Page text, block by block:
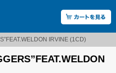
IRVINE (1CD)